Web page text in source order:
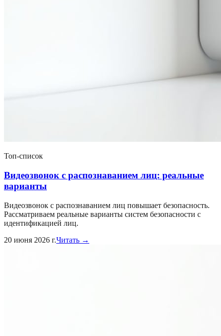
Топ-список
Видеозвонок с распознаванием лиц: реальные
варианты
Видеозвонок с распознаванием лиц повышает безопасность.
Рассматриваем реальные варианты систем безопасности с
идентификацией лиц.
20 июня 2026 г.Читать →